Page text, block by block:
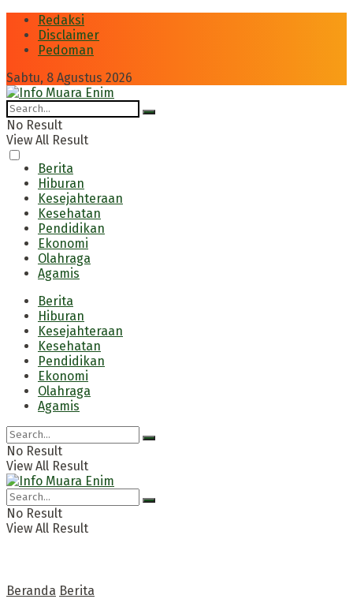
Redaksi
Disclaimer
Pedoman
Sabtu, 8 Agustus 2026
No Result
View All Result
Berita
Hiburan
Kesejahteraan
Kesehatan
Pendidikan
Ekonomi
Olahraga
Agamis
Berita
Hiburan
Kesejahteraan
Kesehatan
Pendidikan
Ekonomi
Olahraga
Agamis
No Result
View All Result
No Result
View All Result
Beranda Berita